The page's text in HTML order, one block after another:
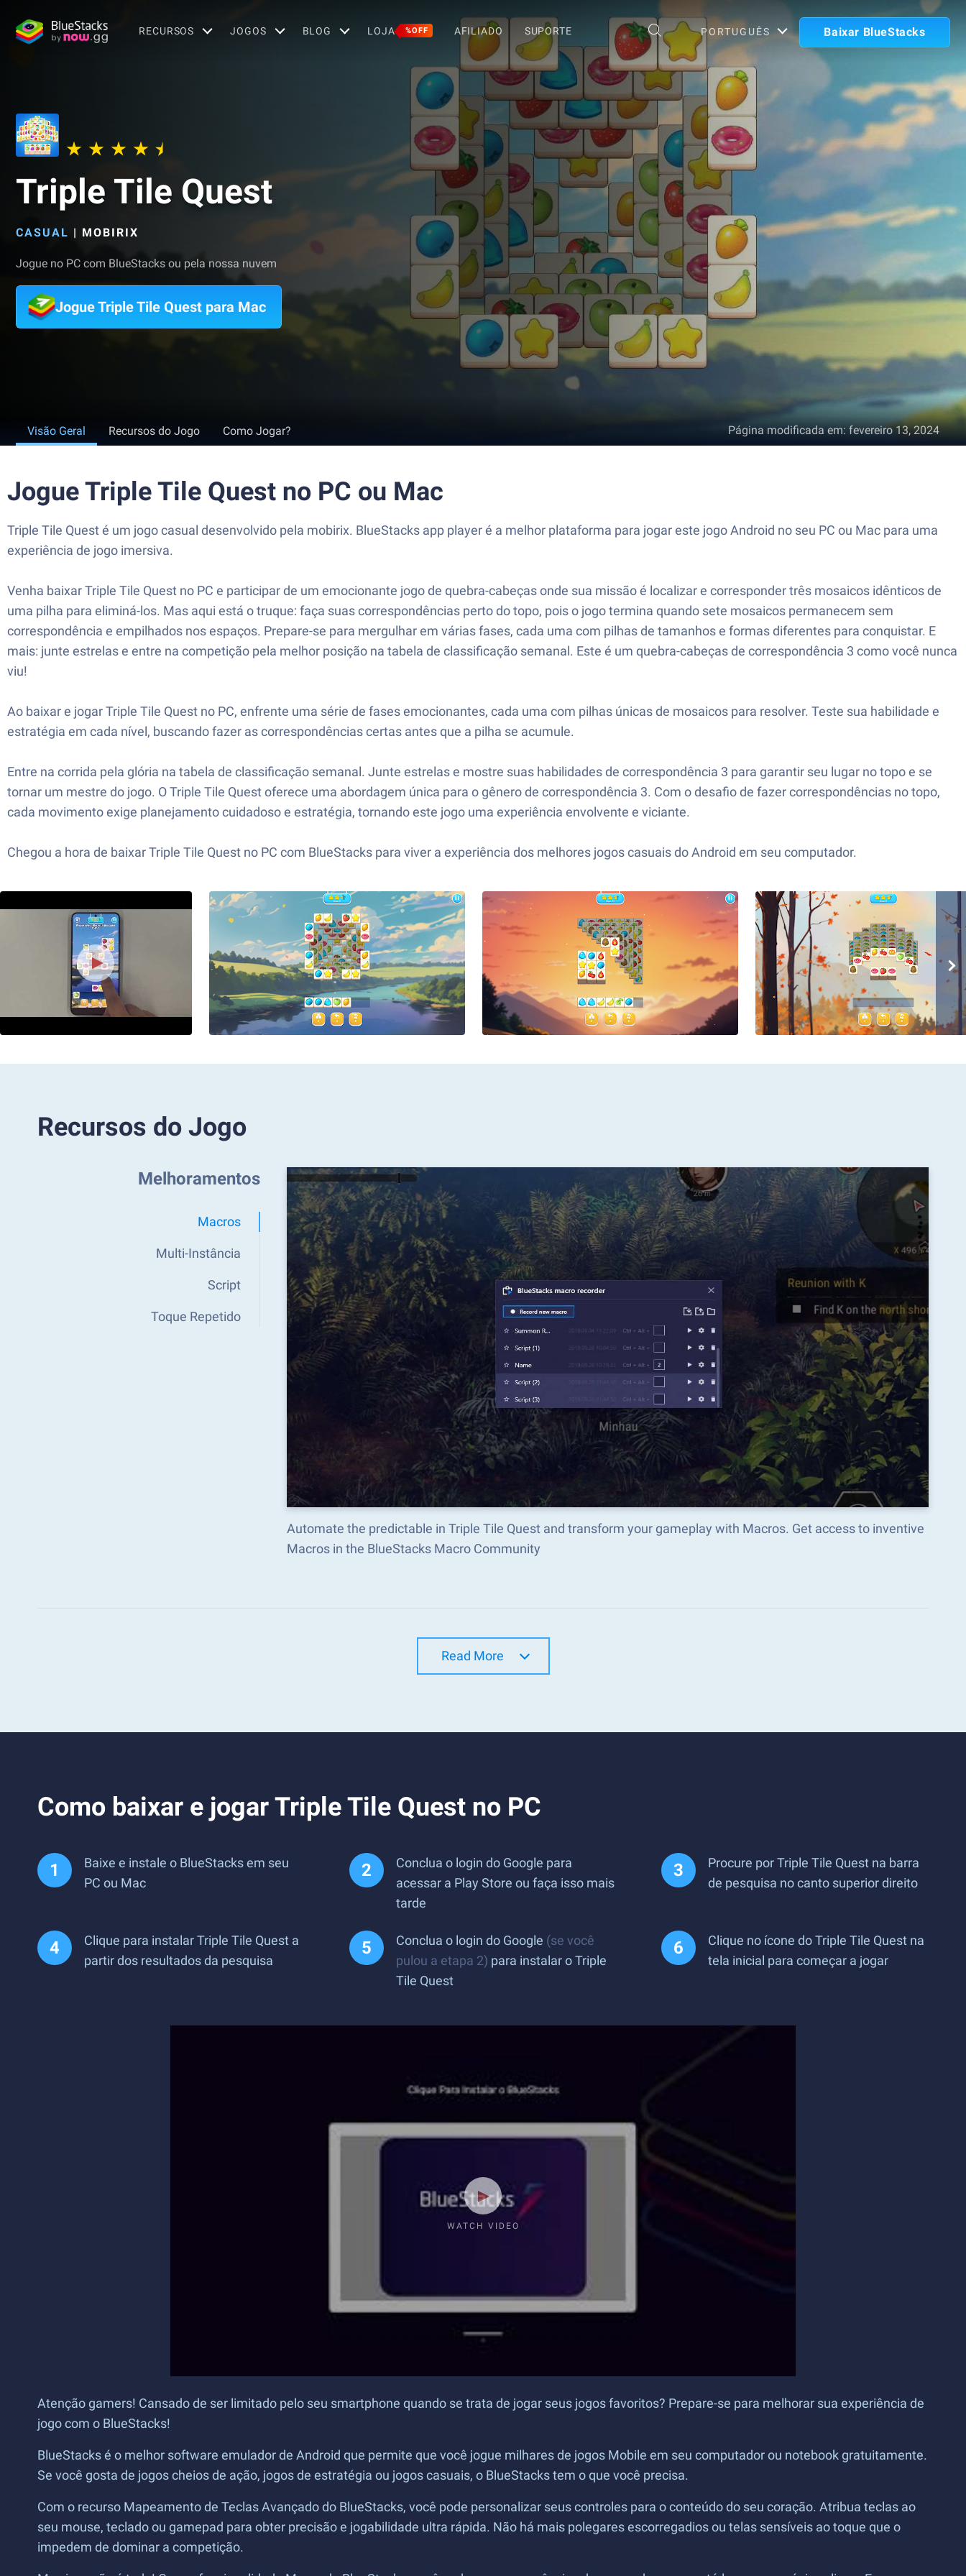
RECURSOS JOGOS BLOG LOJA %OFF AFILIADO SUPORTE PORTUGUÊS Baixar BlueStacks
Triple Tile Quest
CASUAL | MOBIRIX
Jogue no PC com BlueStacks ou pela nossa nuvem
Jogue Triple Tile Quest para Mac
Visão Geral Recursos do Jogo Como Jogar? Página modificada em:fevereiro 13, 2024
Jogue Triple Tile Quest no PC ou Mac
Triple Tile Quest é um jogo casual desenvolvido pela mobirix. BlueStacks app player é a melhor plataforma para jogar este jogo Android no seu PC ou Mac para uma
experiência de jogo imersiva.
Venha baixar Triple Tile Quest no PC e participar de um emocionante jogo de quebra-cabeças onde sua missão é localizar e corresponder três mosaicos idênticos de
uma pilha para eliminá-los. Mas aqui está o truque: faça suas correspondências perto do topo, pois o jogo termina quando sete mosaicos permanecem sem
correspondência e empilhados nos espaços. Prepare-se para mergulhar em várias fases, cada uma com pilhas de tamanhos e formas diferentes para conquistar. E
mais: junte estrelas e entre na competição pela melhor posição na tabela de classificação semanal. Este é um quebra-cabeças de correspondência 3 como você nunca
viu!
Ao baixar e jogar Triple Tile Quest no PC, enfrente uma série de fases emocionantes, cada uma com pilhas únicas de mosaicos para resolver. Teste sua habilidade e
estratégia em cada nível, buscando fazer as correspondências certas antes que a pilha se acumule.
Entre na corrida pela glória na tabela de classificação semanal. Junte estrelas e mostre suas habilidades de correspondência 3 para garantir seu lugar no topo e se
tornar um mestre do jogo. O Triple Tile Quest oferece uma abordagem única para o gênero de correspondência 3. Com o desafio de fazer correspondências no topo,
cada movimento exige planejamento cuidadoso e estratégia, tornando este jogo uma experiência envolvente e viciante.
Chegou a hora de baixar Triple Tile Quest no PC com BlueStacks para viver a experiência dos melhores jogos casuais do Android em seu computador.
Recursos do Jogo
Melhoramentos
Macros
Multi-Instância
Script
Toque Repetido
Automate the predictable in Triple Tile Quest and transform your gameplay with Macros. Get access to inventive
Macros in the BlueStacks Macro Community
Read More
Como baixar e jogar Triple Tile Quest no PC
Baixe e instale o BlueStacks em seu
PC ou Mac
Conclua o login do Google para
acessar a Play Store ou faça isso mais
tarde
Procure por Triple Tile Quest na barra
de pesquisa no canto superior direito
Clique para instalar Triple Tile Quest a
partir dos resultados da pesquisa
Conclua o login do Google (se você
pulou a etapa 2) para instalar o Triple
Tile Quest
Clique no ícone do Triple Tile Quest na
tela inicial para começar a jogar
WATCH VIDEO
Atenção gamers! Cansado de ser limitado pelo seu smartphone quando se trata de jogar seus jogos favoritos? Prepare-se para melhorar sua experiência de
jogo com o BlueStacks!
BlueStacks é o melhor software emulador de Android que permite que você jogue milhares de jogos Mobile em seu computador ou notebook gratuitamente.
Se você gosta de jogos cheios de ação, jogos de estratégia ou jogos casuais, o BlueStacks tem o que você precisa.
Com o recurso Mapeamento de Teclas Avançado do BlueStacks, você pode personalizar seus controles para o conteúdo do seu coração. Atribua teclas ao
seu mouse, teclado ou gamepad para obter precisão e jogabilidade ultra rápida. Não há mais polegares escorregadios ou telas sensíveis ao toque que o
impedem de dominar a competição.